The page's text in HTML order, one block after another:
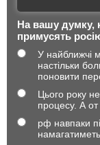
На вашу думку,
примусять
У найближчі
настільки
поновити
Цього року
процесу. А
рф навпаки